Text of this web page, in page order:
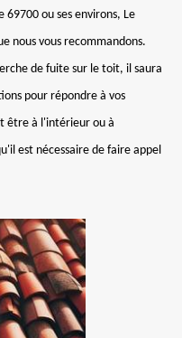
69700 ou ses environs, Le
nous vous recommandons.
de fuite sur le toit, il saura
pour répondre à vos
être à l'intérieur ou à
est nécessaire de faire appel